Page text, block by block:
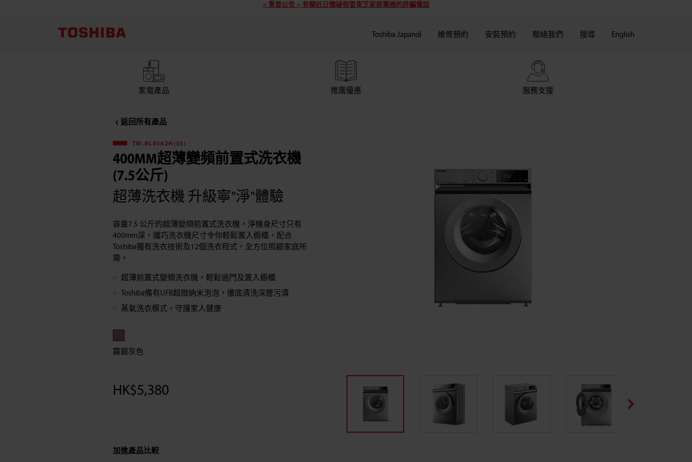
< 重要公告 > 有關近日懷疑假冒東芝家庭電器的詐騙電話
家電產品 推廣優惠 服務支援
Toshiba Japandi 維修預約 安裝預約 聯絡我們 搜尋 English
返回所有產品
TW-BL85A2H(SS)
400MM超薄變頻前置式洗衣機
(7.5公斤)
超薄洗衣機 升級寧"淨"體驗
容量7.5 公斤的超薄變頻前置式洗衣機，淨機身尺寸只有
400mm深，纖巧洗衣機尺寸令你輕鬆置入櫥櫃，配合
Toshiba獨有洗衣技術及12個洗衣程式，全方位照顧家庭所
需。
超薄前置式變頻洗衣機，輕鬆過門及置入櫥櫃
Toshiba備有UFB超微納米泡泡，徹底清洗深層污漬
蒸氣洗衣模式，守護家人健康
霧銀灰色
HK$5,380
加進產品比較